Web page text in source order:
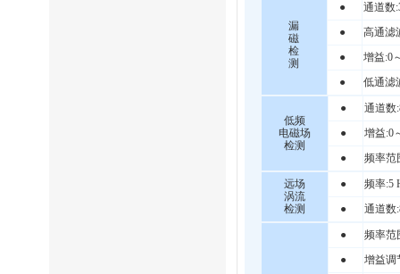
漏
磁
检
测
●
通道数
●
高通滤
●
增益:0
●
低通滤
低频
电磁场
检测
●
通道数
●
增益:0
●
频率范
远场
涡流
检测
●
频率:5
●
通道数
●
频率范
●
增益调